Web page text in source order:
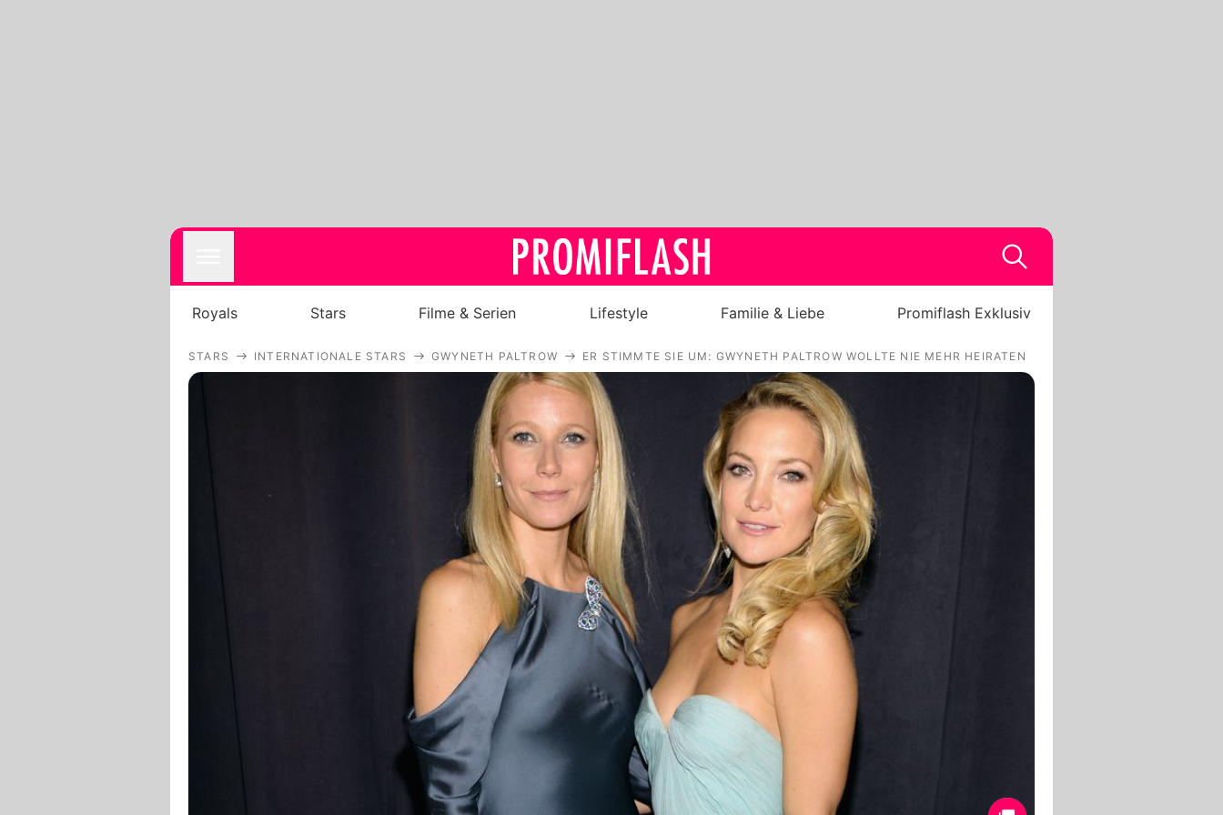
Royals
Stars
Filme & Serien
Lifestyle
Familie & Liebe
Promiflash Exklusiv
Alle Themen auf Promiflash
Jobs
App runterladen
Redaktionelle Richtlinien
Impressum
Royals Stars Filme & Serien Lifestyle Familie & Liebe Promiflash Exklusiv
STARS INTERNATIONALE STARS GWYNETH PALTROW ER STIMMTE SIE UM: GWYNETH PALTROW WOLLTE NIE MEHR HEIRATEN